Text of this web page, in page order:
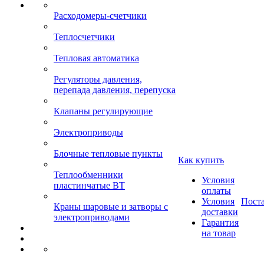
Расходомеры-счетчики
Теплосчетчики
Тепловая автоматика
Регуляторы давления,
перепада давления, перепуска
Клапаны регулирующие
Электроприводы
Блочные тепловые пункты
Теплообменники
пластинчатые ВТ
Краны шаровые и затворы с
электроприводами
Как купить
Условия
оплаты
Условия
доставки
Гарантия
на товар